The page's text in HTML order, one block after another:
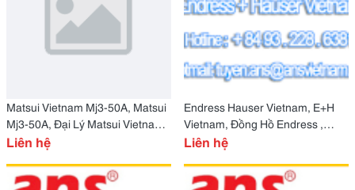
Matsui Vietnam Mj3-50A, Matsui
Mj3-50A, Đại Lý Matsui Vietnam
Mj3-50A, Máy Matsu
Liên hệ
Endress Hauser Vietnam, E+H
Vietnam, Đồng Hồ Endress ,
Đồng Hồ Đo Lưu Lượng E+H
Liên hệ